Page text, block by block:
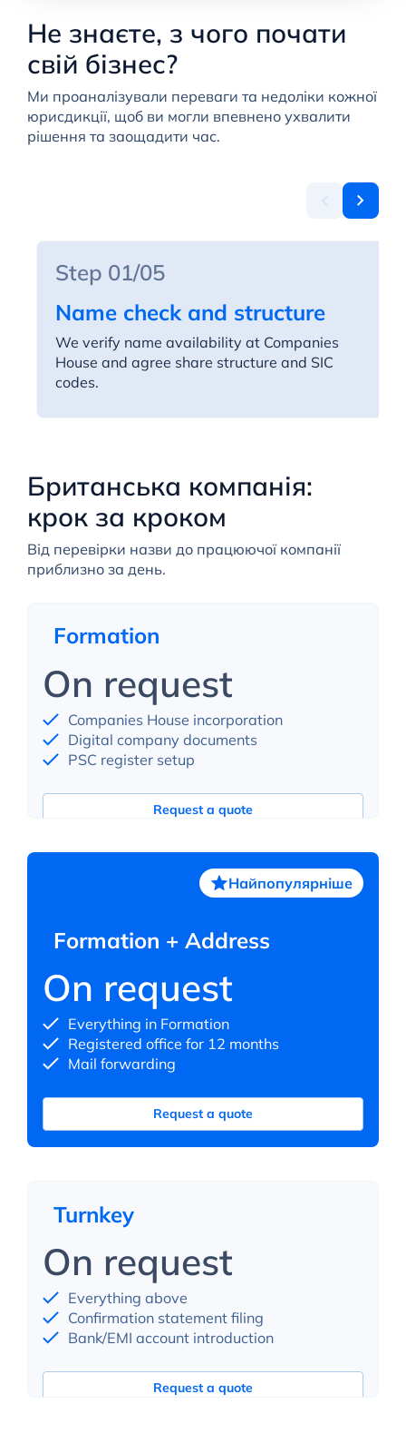
Не знаєте, з чого почати
свій бізнес?
Ми проаналізували переваги та недоліки кожної
юрисдикції, щоб ви могли впевнено ухвалити
рішення та заощадити час.
Step 01/05
Name check and structure
We verify name availability at Companies
House and agree share structure and SIC
codes.
Британська компанія:
крок за кроком
Від перевірки назви до працюючої компанії
приблизно за день.
Formation
On request
Companies House incorporation
Digital company documents
PSC register setup
Request a quote
Найпопулярніше
Formation + Address
On request
Everything in Formation
Registered office for 12 months
Mail forwarding
Request a quote
Turnkey
On request
Everything above
Confirmation statement filing
Bank/EMI account introduction
Request a quote